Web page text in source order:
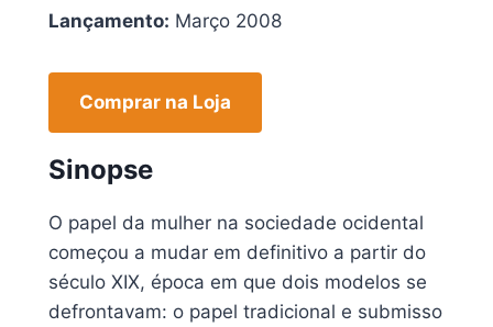
Lançamento: Março 2008
Comprar na Loja
Sinopse
O papel da mulher na sociedade ocidental
começou a mudar em definitivo a partir do
século XIX, época em que dois modelos se
defrontavam: o papel tradicional e submisso